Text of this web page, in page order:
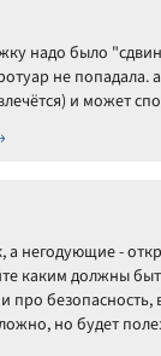
надо было
не попадала.
и может
а негодующие -
каким должны
про безопасность,
но будет